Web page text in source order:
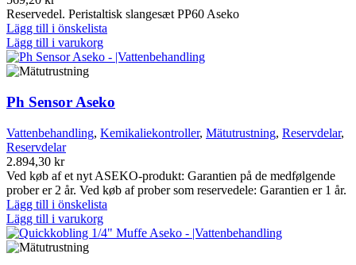
Reservedel. Peristaltisk slangesæt PP60 Aseko
Lägg till i önskelista
Lägg till i varukorg
Ph Sensor Aseko
Vattenbehandling, Kemikaliekontroller, Mätutrustning, Reservdelar,
Reservdelar
2.894,30 kr
Ved køb af et nyt ASEKO-produkt: Garantien på de medfølgende
prober er 2 år. Ved køb af prober som reservedele: Garantien er 1 år.
Lägg till i önskelista
Lägg till i varukorg